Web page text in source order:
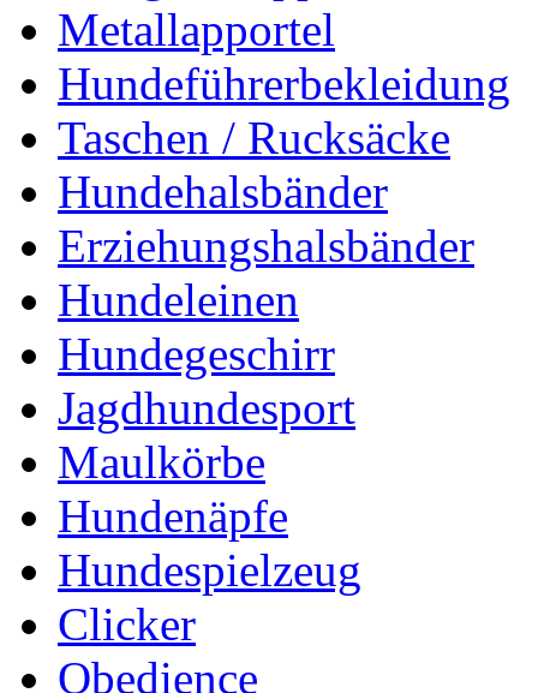
Metallapportel
Hundeführerbekleidung
Taschen / Rucksäcke
Hundehalsbänder
Erziehungshalsbänder
Hundeleinen
Hundegeschirr
Jagdhundesport
Maulkörbe
Hundenäpfe
Hundespielzeug
Clicker
Obedience